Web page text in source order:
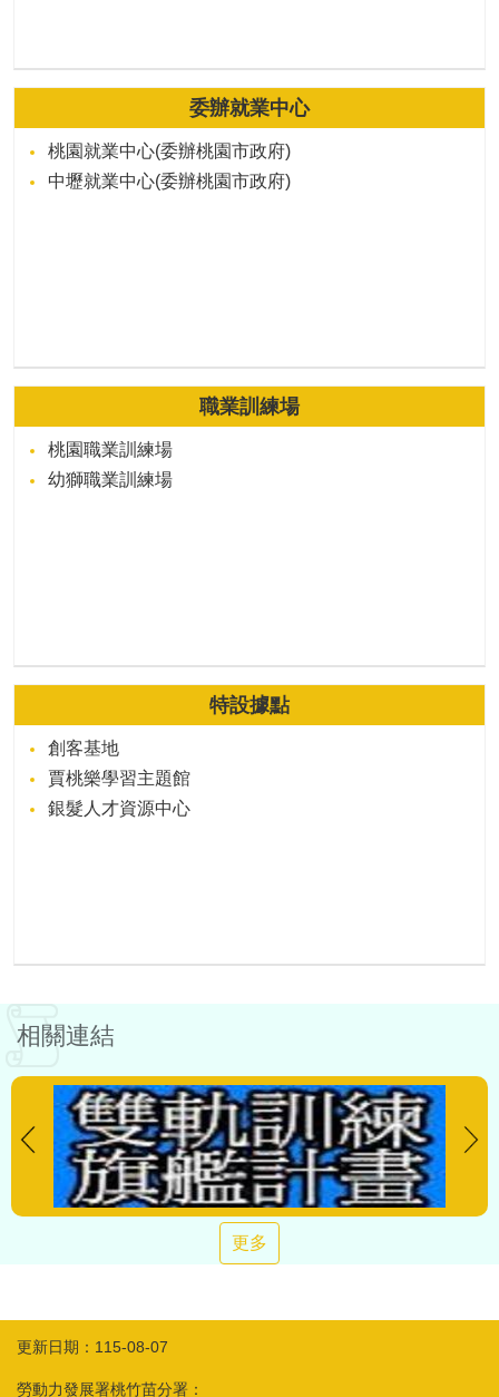
委辦就業中心
桃園就業中心(委辦桃園市政府)
中壢就業中心(委辦桃園市政府)
職業訓練場
桃園職業訓練場
幼獅職業訓練場
特設據點
創客基地
賈桃樂學習主題館
銀髮人才資源中心
相關連結
更多
更新日期：115-08-07
勞動力發展署桃竹苗分署：